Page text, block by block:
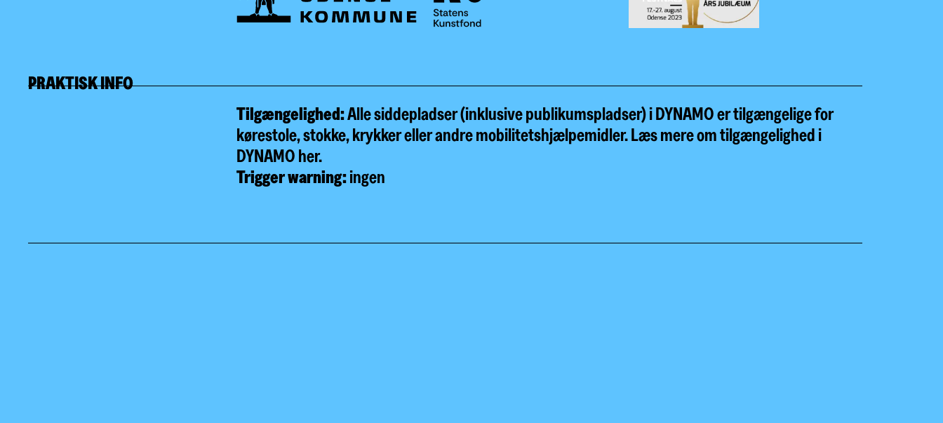
PRAKTISK INFO
Tilgængelighed:Alle siddepladser (inklusive publikumspladser) i DYNAMO er tilgængelige for
kørestole, stokke, krykker eller andre mobilitetshjælpemidler. Læs mere om tilgængelighed i
DYNAMOher.
Trigger warning:ingen